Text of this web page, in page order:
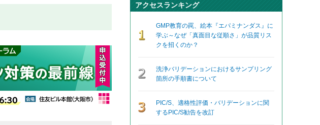
アクセスランキング
GMP教育の罠、絵本『エパミナンダス』に
学ぶ～なぜ「真面目な従順さ」が品質リス
クを招くのか？
洗浄バリデーションにおけるサンプリング
箇所の手順書について
PIC/S、適格性評価・バリデーションに関
するPIC/S勧告を改訂